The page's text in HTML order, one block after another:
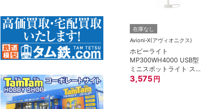
在庫なし
Avioni-X(アヴィオニクス)
ホビーライト
MP300WH4000 USB型
ミニスポットライト スタ
ンド30cm/白/4000K
3,575 円